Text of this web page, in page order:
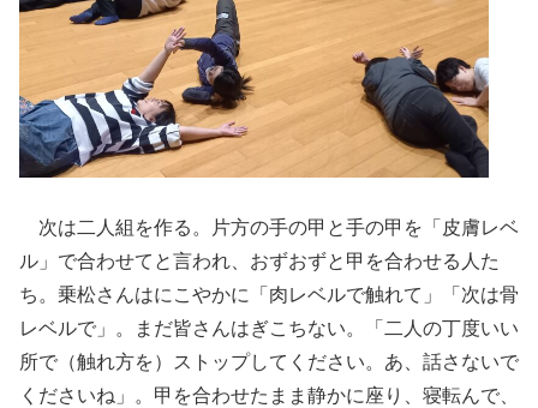
次は二人組を作る。片方の手の甲と手の甲を「皮膚レベ
ル」で合わせてと言われ、おずおずと甲を合わせる人た
ち。乗松さんはにこやかに「肉レベルで触れて」「次は骨
レベルで」。まだ皆さんはぎこちない。「二人の丁度いい
所で（触れ方を）ストップしてください。あ、話さないで
くださいね」。甲を合わせたまま静かに座り、寝転んで、